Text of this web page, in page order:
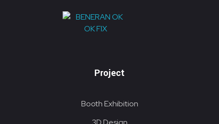
Project
Booth Exhibition